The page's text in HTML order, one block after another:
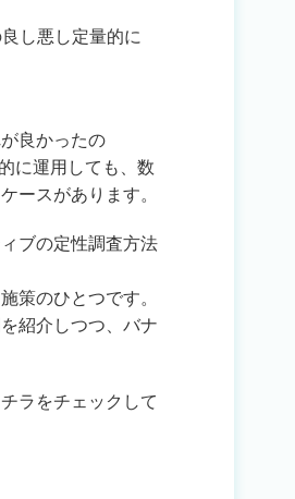
し悪し定量的に
良かったの
に運用しても、数
ースがあります。
ブの定性調査方法
策のひとつです。
紹介しつつ、バナ
ラをチェックして